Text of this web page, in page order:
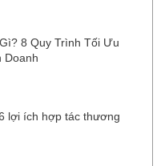
8 Quy Trình Tối Ưu
Doanh
lợi ích hợp tác thương